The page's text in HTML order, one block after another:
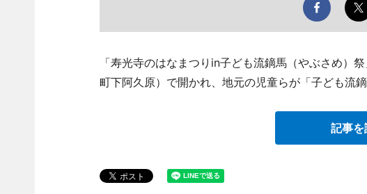
「寿光寺のはなまつりin子ども流鏑馬（やぶさめ）
町下阿久原）で開かれ、地元の児童らが「子ども流鏑
記事を